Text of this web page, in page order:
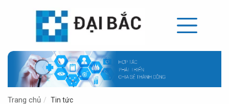
Trang chủ Tin tức